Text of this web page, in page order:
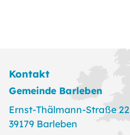
Kontakt
Gemeinde Barleben
Ernst-Thälmann-Straße 22
39179 Barleben